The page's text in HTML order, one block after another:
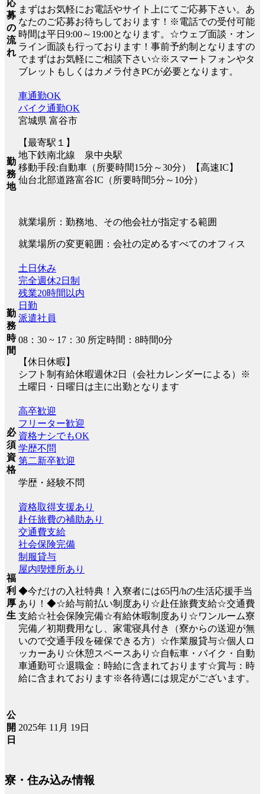
応
募
の
流
れ
まずはお気軽にお電話やサイト上にてご応募下さい。あ
なたのご応募お待ちしております！※電話での受付可能
時間は平日9:00～19:00となります。☆ウェブ面談・オン
ライン面談も行っております！事前予約制となりますの
でまずはお気軽にご相談下さい☆※スマートフォンやタ
ブレットもしくはカメラ付きPCが必要となります。
勤
務
地
車通勤OK
バイク通勤OK
宮城県 富谷市
【最寄駅１】
地下鉄南北線 泉中央駅
移動手段:自動車（所要時間15分～30分）【高速IC】
仙台北部道路富谷IC（所要時間5分～10分）
就業場所：勤務地、その他会社が指定する範囲
就業場所の変更範囲：会社の定めるすべてのオフィス
勤
務
時
間
土日休み
完全週休2日制
残業20時間以内
日勤
派遣社員
08：30 ~ 17：30 所定時間：8時間0分
【休日休暇】
シフト制有給休暇週休2日（会社カレンダーによる）※
土曜日・日曜日は主に出勤となります
必
須
資
格
高卒歓迎
フリーター歓迎
資格ナシでもOK
学歴不問
第二新卒歓迎
学歴・経験不問
福
利
厚
生
資格取得支援あり
赴任旅費の補助あり
交通費支給
社会保険完備
制服貸与
屋内喫煙所あり
◆今だけの入社特典！入寮者には65円/hの生活応援手当
あり！◆☆給与前払い制度あり☆赴任旅費支給☆交通費
支給☆社会保険完備☆有給休暇制度あり☆ワンルーム寮
完備／初期費用なし、家電寝具付き（寮からの送迎が無
いので交通手段を確保できる方）☆作業服貸与☆個人ロ
ッカーあり☆休憩スペースあり☆自転車・バイク・自動
車通勤可☆退職金：時給に含まれております☆賞与：時
給に含まれております※各待遇には規定がございます。
公
開
日
2025年 11月 19日
寮・住み込み情報